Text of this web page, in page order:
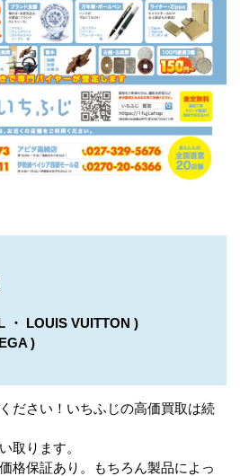
・ LOUIS VUITTON )
)
ださい！いちふじの高価買取は続
取ります。
格保証あり。もちろん製品によっ